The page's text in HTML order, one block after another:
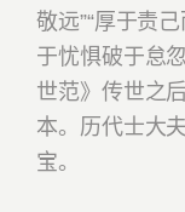
敬远”“厚于责
于忧惧破于怠
世范》传世之
本。历代士大
宝。